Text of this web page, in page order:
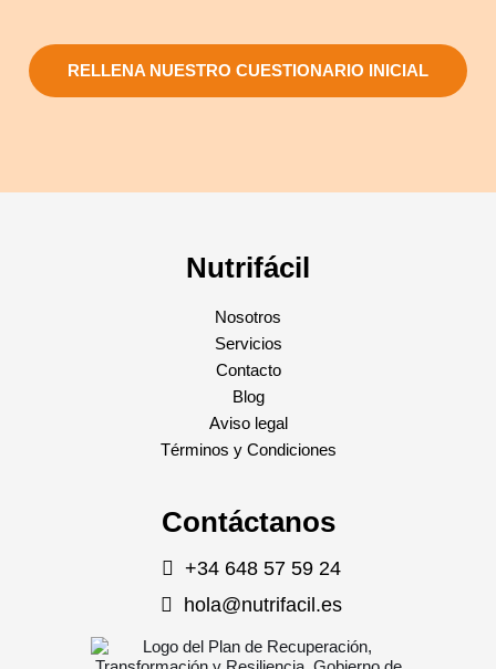
RELLENA NUESTRO CUESTIONARIO INICIAL
Nutrifácil
Nosotros
Servicios
Contacto
Blog
Aviso legal
Términos y Condiciones
Contáctanos
+34 648 57 59 24
hola@nutrifacil.es